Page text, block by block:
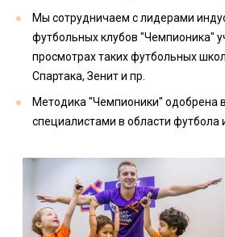
Мы сотрудничаем с лидерами
футбольных клубов "Чемпионика"
просмотрах таких футбольных
Спартака, Зенит и пр.
Методика "Чемпионики" одобрена
специалистами в области футбола